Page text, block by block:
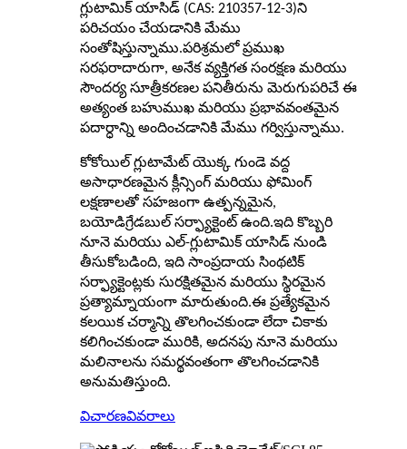
గ్లుటామిక్ యాసిడ్ (CAS: 210357-12-3)ని
పరిచయం చేయడానికి మేము
సంతోషిస్తున్నాము.పరిశ్రమలో ప్రముఖ
సరఫరాదారుగా, అనేక వ్యక్తిగత సంరక్షణ మరియు
సౌందర్య సూత్రీకరణల పనితీరును మెరుగుపరిచే ఈ
అత్యంత బహుముఖ మరియు ప్రభావవంతమైన
పదార్ధాన్ని అందించడానికి మేము గర్విస్తున్నాము.
కోకోయిల్ గ్లుటామేట్ యొక్క గుండె వద్ద
అసాధారణమైన క్లీన్సింగ్ మరియు ఫోమింగ్
లక్షణాలతో సహజంగా ఉత్పన్నమైన,
బయోడిగ్రేడబుల్ సర్ఫ్యాక్టెంట్ ఉంది.ఇది కొబ్బరి
నూనె మరియు ఎల్-గ్లుటామిక్ యాసిడ్ నుండి
తీసుకోబడింది, ఇది సాంప్రదాయ సింథటిక్
సర్ఫ్యాక్టెంట్లకు సురక్షితమైన మరియు స్థిరమైన
ప్రత్యామ్నాయంగా మారుతుంది.ఈ ప్రత్యేకమైన
కలయిక చర్మాన్ని తొలగించకుండా లేదా చికాకు
కలిగించకుండా మురికి, అదనపు నూనె మరియు
మలినాలను సమర్థవంతంగా తొలగించడానికి
అనుమతిస్తుంది.
విచారణవివరాలు